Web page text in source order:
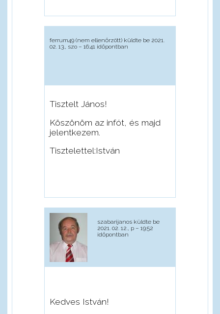
ferrum49 (nem ellenőrzött)küldte be 2021.
02. 13., szo – 16:41 időpontban
Tisztelt János!
Köszönöm az infót, és majd
jelentkezem.
Tisztelettel:István
szabarijanosküldte be
2021. 02. 12., p – 19:52
időpontban
Kedves István!